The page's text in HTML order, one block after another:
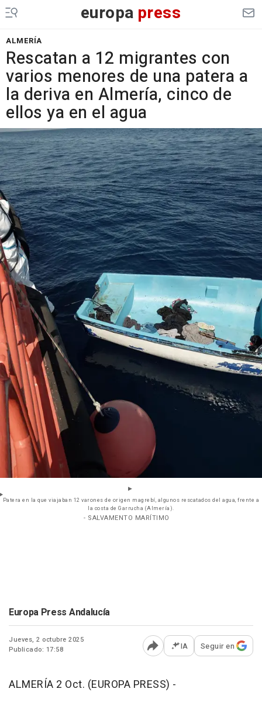
europa press
ALMERÍA
Rescatan a 12 migrantes con
varios menores de una patera a
la deriva en Almería, cinco de
ellos ya en el agua
Patera en la que viajaban 12 varones de origen magrebí, algunos rescatados del agua, frente a
la costa de Garrucha (Almería).
- SALVAMENTO MARÍTIMO
Europa Press Andalucía
Jueves, 2 octubre 2025
Publicado: 17:58
Abrir opciones para
IA Seguir en
ALMERÍA 2 Oct. (EUROPA PRESS) -